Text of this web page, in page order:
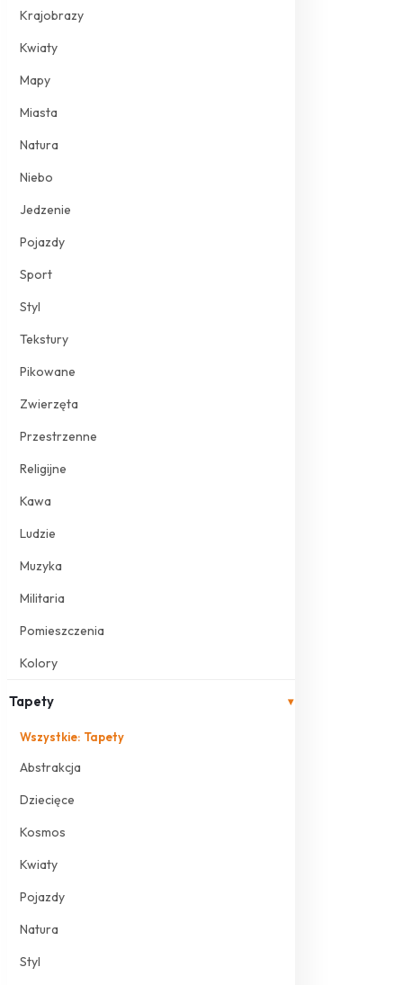
Krajobrazy
Kwiaty
Mapy
Miasta
Natura
Niebo
Jedzenie
Pojazdy
Sport
Styl
Tekstury
Pikowane
Zwierzęta
Przestrzenne
Religijne
Kawa
Ludzie
Muzyka
Militaria
Pomieszczenia
Kolory
Tapety ▾
Wszystkie: Tapety
Abstrakcja
Dziecięce
Kosmos
Kwiaty
Pojazdy
Natura
Styl